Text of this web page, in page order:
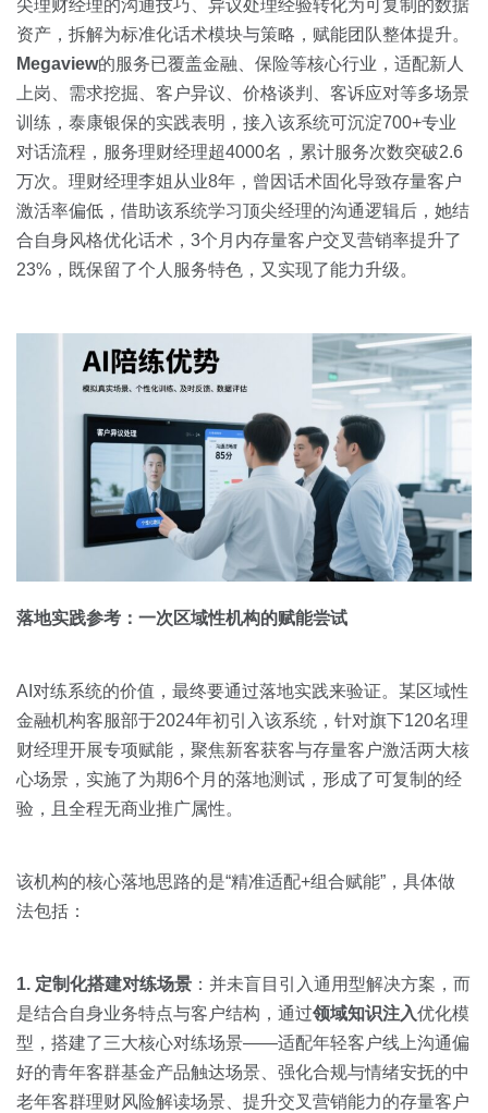
尖理财经理的沟通技巧、异议处理经验转化为可复制的数据
资产，拆解为标准化话术模块与策略，赋能团队整体提升。
Megaview的服务已覆盖金融、保险等核心行业，适配新人
上岗、需求挖掘、客户异议、价格谈判、客诉应对等多场景
训练，泰康银保的实践表明，接入该系统可沉淀700+专业
对话流程，服务理财经理超4000名，累计服务次数突破2.6
万次。理财经理李姐从业8年，曾因话术固化导致存量客户
激活率偏低，借助该系统学习顶尖经理的沟通逻辑后，她结
合自身风格优化话术，3个月内存量客户交叉营销率提升了
23%，既保留了个人服务特色，又实现了能力升级。
落地实践参考：一次区域性机构的赋能尝试
AI对练系统的价值，最终要通过落地实践来验证。某区域性
金融机构客服部于2024年初引入该系统，针对旗下120名理
财经理开展专项赋能，聚焦新客获客与存量客户激活两大核
心场景，实施了为期6个月的落地测试，形成了可复制的经
验，且全程无商业推广属性。
该机构的核心落地思路的是“精准适配+组合赋能”，具体做
法包括：
1. 定制化搭建对练场景 ：并未盲目引入通用型解决方案，而
是结合自身业务特点与客户结构，通过领域知识注入优化模
型，搭建了三大核心对练场景——适配年轻客户线上沟通偏
好的青年客群基金产品触达场景、强化合规与情绪安抚的中
老年客群理财风险解读场景、提升交叉营销能力的存量客户